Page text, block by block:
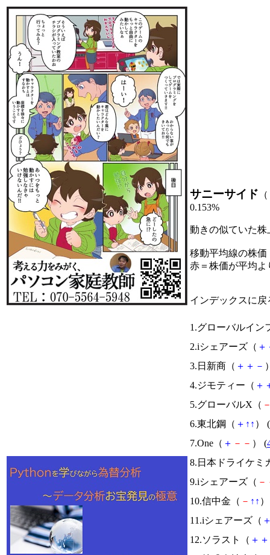
サニーサイド （
0.153%
動きの似ていた
移動平均線の株価
赤＝株価が平均
インデックスに戻
1.グローバルイン
2.iシェアーズ（ ＋
3.日新商（ ＋ ＋ －
4.ジモティー（ ＋
5.グローバルX（
6.東北鋼（ ＋ ↑ ↑ ） (
7.One（ ＋ － － ） (
8.日本ドライケミ
9.iシェアーズ（ －
10.信中金（ － ↑ ↑
11.iシェアーズ（
12.ソラスト（ ＋ ＋